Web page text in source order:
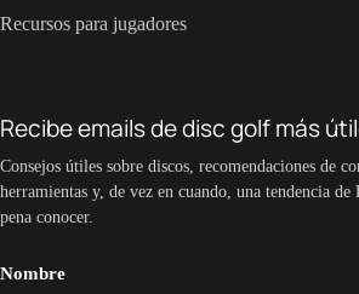
Recursos para jugadores
Recibe emails de disc golf más
Consejos útiles sobre discos, recomendaciones de
herramientas y, de vez en cuando, una tendencia
pena conocer.
Nombre